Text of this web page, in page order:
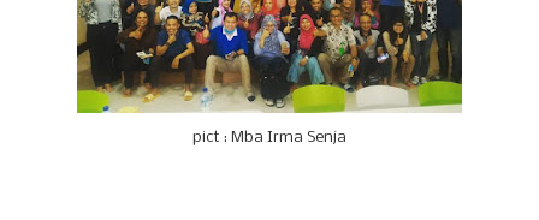
pict : Mba Irma Senja